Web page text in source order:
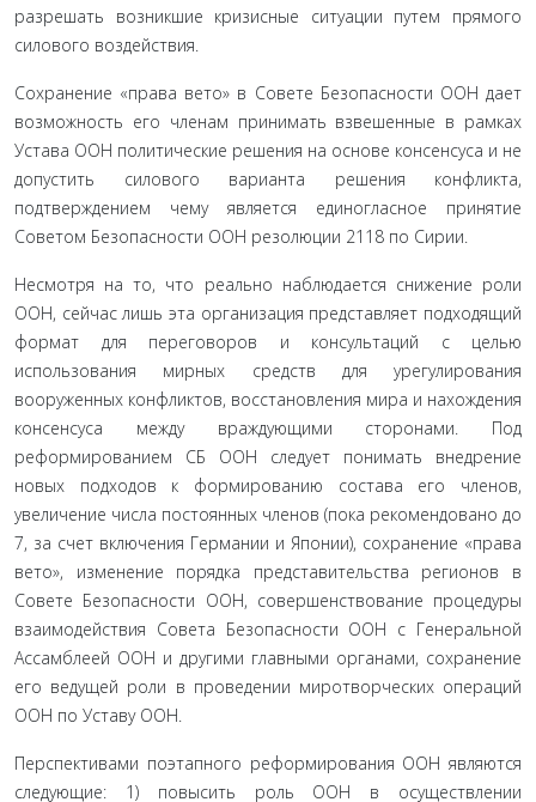
разрешать возникшие кризисные ситуации путем прямого
силового воздействия.
Сохранение «права вето» в Совете Безопасности ООН дает
возможность его членам принимать взвешенные в рамках
Устава ООН политические решения на основе консенсуса и не
допустить силового варианта решения конфликта,
подтверждением чему является единогласное принятие
Советом Безопасности ООН резолюции 2118 по Сирии.
Несмотря на то, что реально наблюдается снижение роли
ООН, сейчас лишь эта организация представляет подходящий
формат для переговоров и консультаций с целью
использования мирных средств для урегулирования
вооруженных конфликтов, восстановления мира и нахождения
консенсуса между враждующими сторонами. Под
реформированием СБ ООН следует понимать внедрение
новых подходов к формированию состава его членов,
увеличение числа постоянных членов (пока рекомендовано до
7, за счет включения Германии и Японии), сохранение «права
вето», изменение порядка представительства регионов в
Совете Безопасности ООН, совершенствование процедуры
взаимодействия Совета Безопасности ООН с Генеральной
Ассамблеей ООН и другими главными органами, сохранение
его ведущей роли в проведении миротворческих операций
ООН по Уставу ООН.
Перспективами поэтапного реформирования ООН являются
следующие: 1) повысить роль ООН в осуществлении